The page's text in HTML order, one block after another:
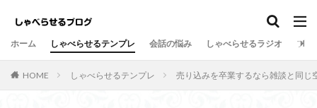
ホーム しゃべらせるテンプレ 会話の悩み しゃべらせるラジオ プロ
HOME しゃべらせるテンプレ 売り込みを卒業するなら雑談と同じ
しゃべらせるテンプレ
カテゴリー